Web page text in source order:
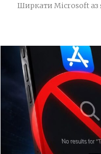
Ширкати Microsoft аз